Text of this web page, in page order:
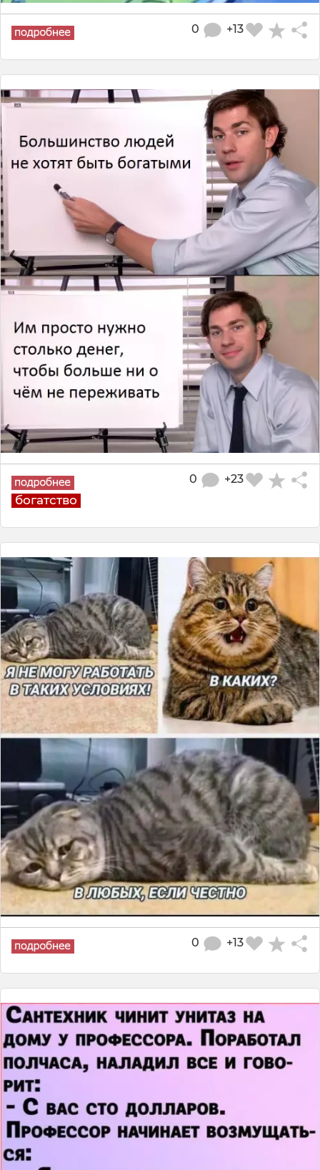
+13
0
богатство
+23
0
+13
0